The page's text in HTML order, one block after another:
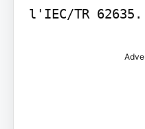
l'IEC/TR 62635.